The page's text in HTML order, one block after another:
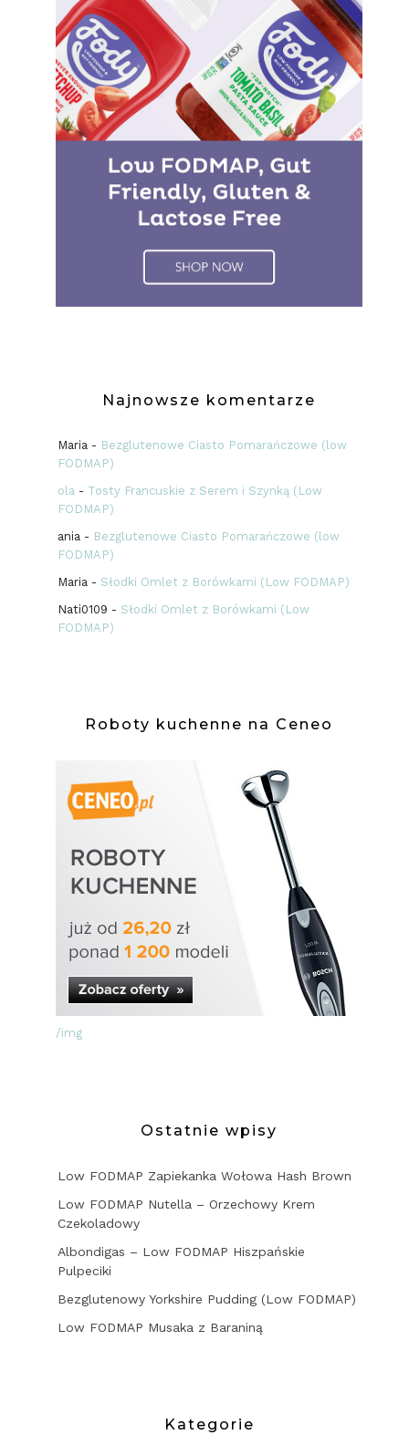
Najnowsze komentarze
Maria- Bezglutenowe Ciasto Pomarańczowe (low
FODMAP)
ola- Tosty Francuskie z Serem i Szynką (Low
FODMAP)
ania- Bezglutenowe Ciasto Pomarańczowe (low
FODMAP)
Maria- Słodki Omlet z Borówkami (Low FODMAP)
Nati0109 - Słodki Omlet z Borówkami (Low
FODMAP)
Roboty kuchenne na Ceneo
/img
Ostatnie wpisy
Low FODMAP Zapiekanka Wołowa Hash Brown
Low FODMAP Nutella – Orzechowy Krem
Czekoladowy
Albondigas – Low FODMAP Hiszpańskie
Pulpeciki
Bezglutenowy Yorkshire Pudding (Low FODMAP)
Low FODMAP Musaka z Baraniną
Kategorie